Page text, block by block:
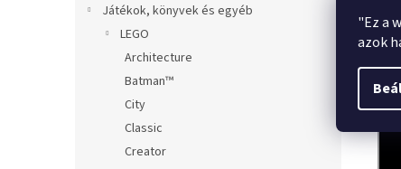
"Ez a
azok
Játékok, könyvek és egyéb
LEGO
Architecture
Batman™
City
Classic
Creator